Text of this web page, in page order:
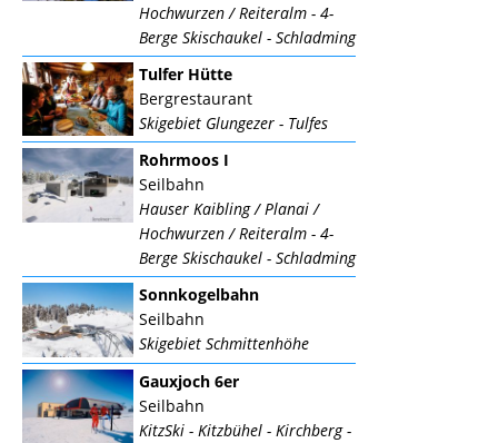
Hochwurzen / Reiteralm - 4-
Berge Skischaukel - Schladming
Tulfer Hütte
Bergrestaurant
Skigebiet Glungezer - Tulfes
Rohrmoos I
Seilbahn
Hauser Kaibling / Planai /
Hochwurzen / Reiteralm - 4-
Berge Skischaukel - Schladming
Sonnkogelbahn
Seilbahn
Skigebiet Schmittenhöhe
Gauxjoch 6er
Seilbahn
KitzSki - Kitzbühel - Kirchberg -